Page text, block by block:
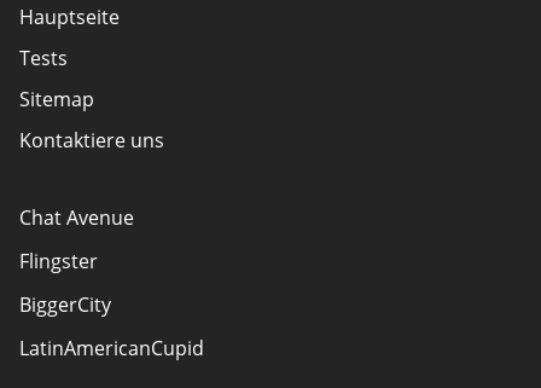
Hauptseite
Tests
Sitemap
Kontaktiere uns
Chat Avenue
Flingster
BiggerCity
LatinAmericanCupid